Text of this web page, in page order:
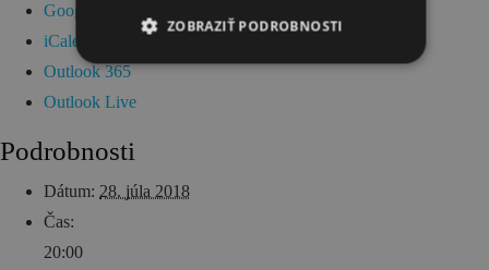
Google Kalendár
iCalendar
Outlook 365
Outlook Live
Podrobnosti
Dátum: 28. júla 2018
Čas:
20:00
ZOBRAZIŤ PODROBNOSTI